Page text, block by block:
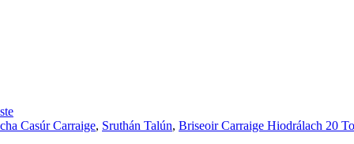
Casúr Carraige, Sruthán Talún, Briseoir Carraige Hiodrálach 20